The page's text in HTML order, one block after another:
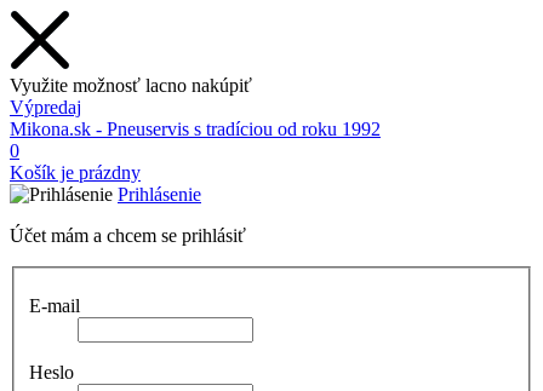
Využite možnosť lacno nakúpiť
Výpredaj
Mikona.sk - Pneuservis s tradíciou od roku 1992
0
Košík je prázdny
Prihlásenie
Účet mám a chcem se prihlásiť
E-mail
Heslo